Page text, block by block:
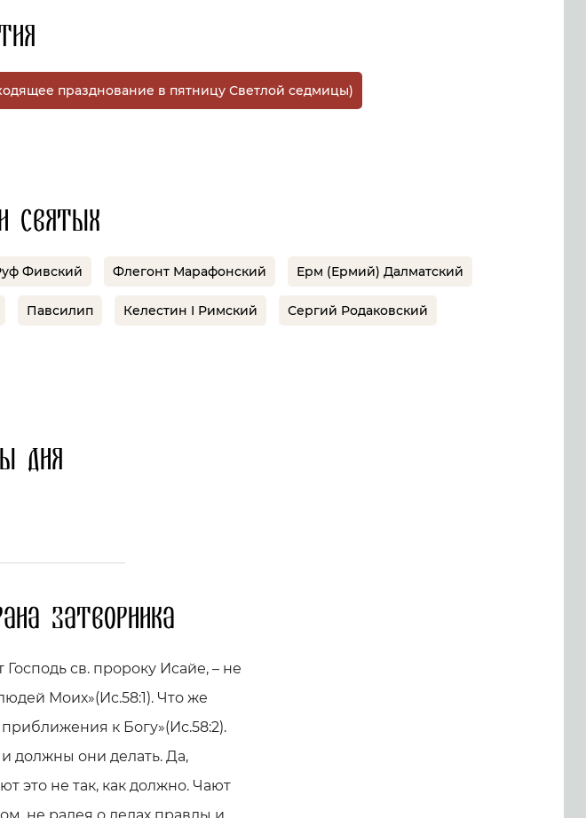
празднование в пятницу Светлой седмицы)
святых
Фивский Флегонт Марафонский Ерм (Ермий) Далматский
Павсилип Келестин I Римский Сергий Родаковский
дня
Затворника
Господь св. пророку Исайе, – не
Моих»(Ис.58:1). Что же
к Богу»(Ис.58:2).
и должны они делать. Да,
это не так, как должно. Чают